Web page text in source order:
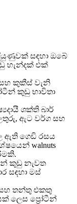
සඳහා ඔබේ
හැන්දක් එක්
කුකීස් වැනි
කුඩු භාවිතා
ශක්ති බාර්
ඇට වර්ග සහ
ඇති ගෙඩි රසය
walnuts
කුඩු නැවත
සඳහා මස්
සහ තන්තු එකතු
ලෙස ප්‍රෝටීන්